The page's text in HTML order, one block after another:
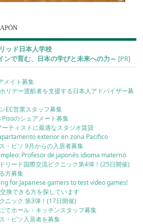
ッド日本人学校
ンで育む、日本の学びと未来への力～ [PR]
メイト募集
リデー渡航者を支援する日本人アドバイザー募
EC営業スタッフ募集
Pisoのシェアメート募集
ーティストに最適なスタジオ賃貸
exterior en zona Pacifico
・ピソ 9月からの入居者募集
Profesor de japonés idioma materno
リード国際交流ピクニック第4弾！(25日開催)
方募集
for Japanese gamers to test video games!
換できる方を探しています
ニック 第3弾！(17日開催)
てホール・キッチンスタッフ募集
・ピソ入居者を募集